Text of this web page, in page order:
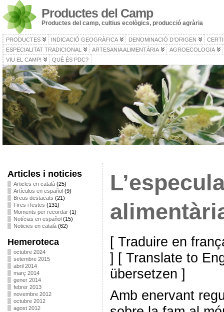
Productes del Camp
Productes del camp, cultius ecològics, producció agrària
PRODUCTES INDICACIÓ GEOGRÀFICA DENOMINACIÓ D’ORIGEN
ESPECIALITAT TRADICIONAL
ARTESANIA ALIMENTÀRIA
AGROECOLOGIA
VIU EL CAMP!
QUÈ ÉS PDC?
Articles i noticies
Articles en català(25)
Artículos en español(9)
Breus destacats (21)
Fires i festes (131)
Moments per recordar(1)
Notícias en español(15)
Noticies en català(62)
Hemeroteca
octubre 2024
setembre 2015
abril 2014
març 2014
gener 2014
febrer 2013
novembre 2012
octubre 2012
agost 2012
[ Traduire en
] [ Translate to
übersetzen ]
Amb enervant